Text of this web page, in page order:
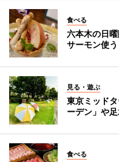
食べる
六本木の日
サーモン使う
見る・遊ぶ
東京ミッド
ーデン」や
食べる